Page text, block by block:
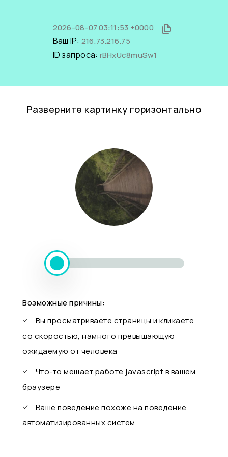
2026-08-07 03:11:53 +0000
Ваш IP: 216.73.216.75
ID запроса: rBHxUc8muSw1
Разверните картинку горизонтально
Возможные причины:
Вы просматриваете страницы и кликаете
со скоростью, намного превышающую
ожидаемую от человека
Что-то мешает работе javascript в вашем
браузере
Ваше поведение похоже на поведение
автоматизированных систем